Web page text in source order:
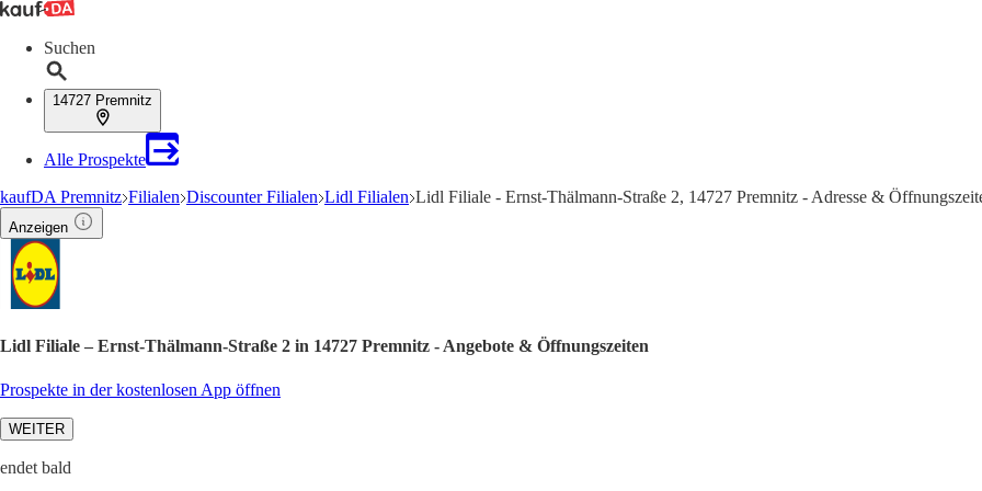
Suchen
14727 Premnitz
Alle Prospekte
kaufDA Premnitz Filialen Discounter Filialen Lidl Filialen Lidl Filiale - Ernst-Thälmann-Straße 2, 14727 Premnitz - Adresse &
Anzeigen
Lidl Filiale – Ernst-Thälmann-Straße 2 in 14727 Premnitz - Angebote & Öffnungszeiten
Prospekte in der kostenlosen App öffnen
WEITER
endet bald